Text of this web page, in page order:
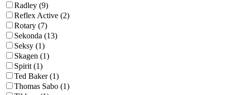
Radley (9)
Reflex Active (2)
Rotary (7)
Sekonda (13)
Seksy (1)
Skagen (1)
Spirit (1)
Ted Baker (1)
Thomas Sabo (1)